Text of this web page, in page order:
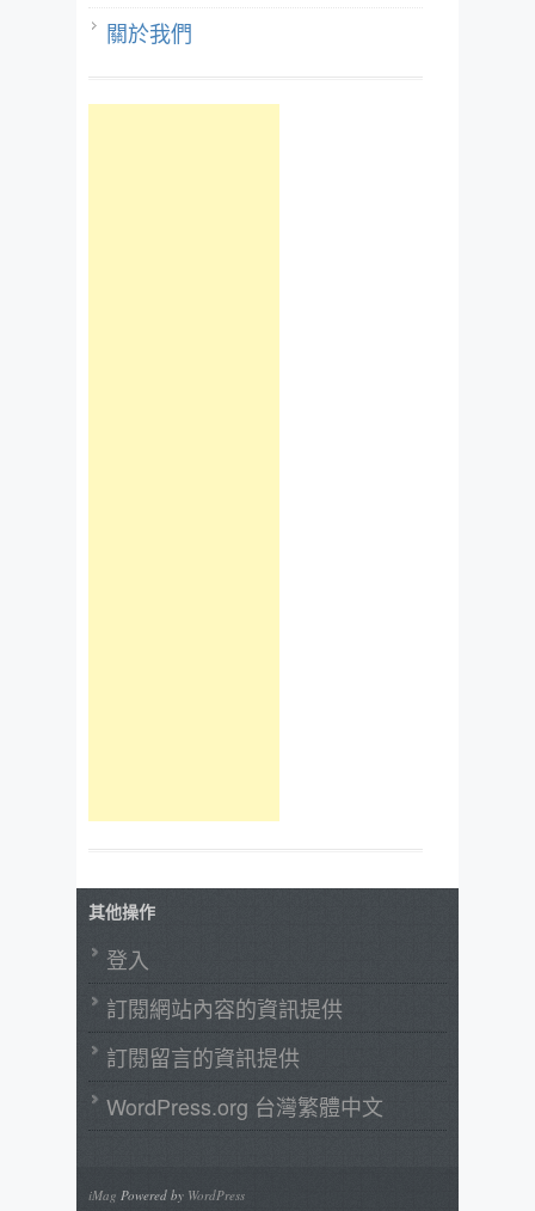
關於我們
其他操作
登入
訂閱網站內容的資訊提供
訂閱留言的資訊提供
WordPress.org 台灣繁體中文
iMag Powered by WordPress